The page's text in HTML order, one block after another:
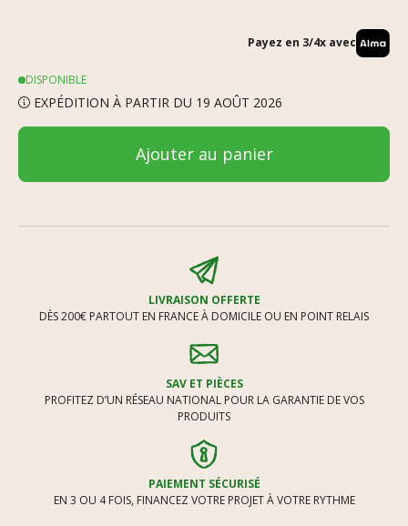
Payez en 3/4x avec
DISPONIBLE
EXPÉDITION À PARTIR DU 19 AOÛT 2026
Ajouter au panier
LIVRAISON OFFERTE
DÈS 200€ PARTOUT EN FRANCE À DOMICILE OU EN POINT RELAIS
SAV ET PIÈCES
PROFITEZ D’UN RÉSEAU NATIONAL POUR LA GARANTIE DE VOS
PRODUITS
PAIEMENT SÉCURISÉ
EN 3 OU 4 FOIS, FINANCEZ VOTRE PROJET À VOTRE RYTHME